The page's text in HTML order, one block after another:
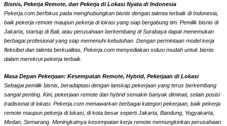
Bisnis, Pekerja Remote, dan Pekerja di Lokasi Nyata di Indonesia
Pekerja.com berfokus pada menghubungkan bisnis dengan talenta terbaik di Indonesia,
baik pekerja remote maupun pekerja di lokasi yang siap bergabung tim. Pemilik bisnis di
Jakarta, startup di Bali, atau perusahaan berkembang di Surabaya dapat menemukan
berbagai profesional yang siap memenuhi kebutuhan. Dengan permintaan model kerja
fleksibel dan talenta berkualitas, Pekerja.com menyediakan solusi mudah untuk bisnis
dalam merekrut pekerja terbaik.
Masa Depan Pekerjaan: Kesempatan Remote, Hybrid, Pekerjaan di Lokasi
Sebagai pemilik bisnis, beradaptasi dengan lanskap pekerjaan yang terus berkembang
sangat penting. Kini, pekerjaan remote dan hybrid semakin banyak diminati, selain posisi
tradisional di lokasi. Pekerja.com menawarkan berbagai kategori pekerjaan, baik pekerja
remote maupun pekerja di lokasi, di kota besar seperti Jakarta, Bandung, Yogyakarta,
Medan, Semarang. Meningkatnya kesempatan kerja remote memungkinkan perusahaan